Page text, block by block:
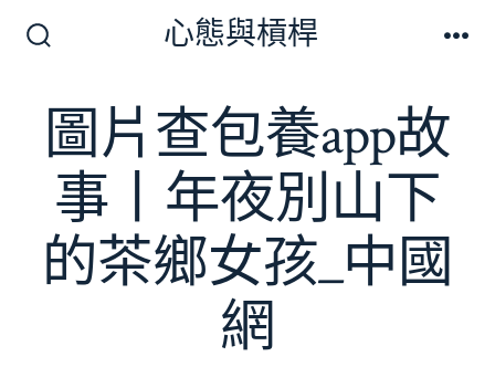
切
換
開
關
心態與槓桿
圖片查包養app故
事丨年夜別山下
的茶鄉女孩_中國
網